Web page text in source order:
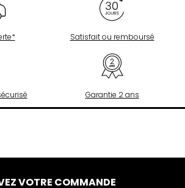
Satisfait ou remboursé
Garantie 2 ans
VOTRE COMMANDE